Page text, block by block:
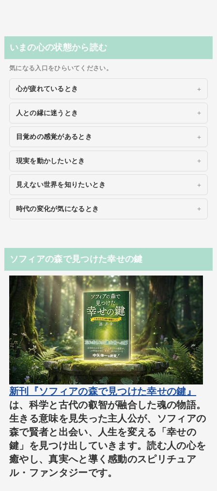
いまの心の状態から読む
気になる入口をひらいてください。
心が疲れているとき
人との縁に迷うとき
目覚めの感覚があるとき
現実を動かしたいとき
見えない世界を知りたいとき
時代の変化が気になるとき
ソフィアの森で見つけた幸せの鍵
新刊『ソフィアの森で見つけた幸せの鍵』
は、科学と古代の叡智が融合した魂の物語。
生きる意味を見失った主人公が、ソフィアの
森で賢者と出会い、人生を変える「幸せの
鍵」を見つけ出していきます。読む人の心を
癒やし、真実へと導く感動のスピリチュア
ル・ファンタジーです。